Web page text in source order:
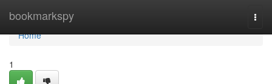
bookmarkspy
Home
Home
1